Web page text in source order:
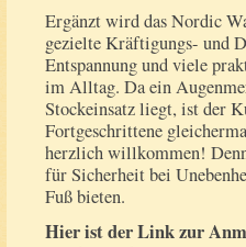
Ergänzt wird das Nordic
gezielte Kräftigungs- und
Entspannung und viele
im Alltag. Da ein
Stockeinsatz liegt, ist der
Fortgeschrittene
herzlich willkommen!
für Sicherheit bei
Fuß bieten.
Hier ist der Link zur